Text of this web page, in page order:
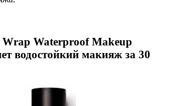
Wrap Waterproof Makeup
водостойкий макияж за 30